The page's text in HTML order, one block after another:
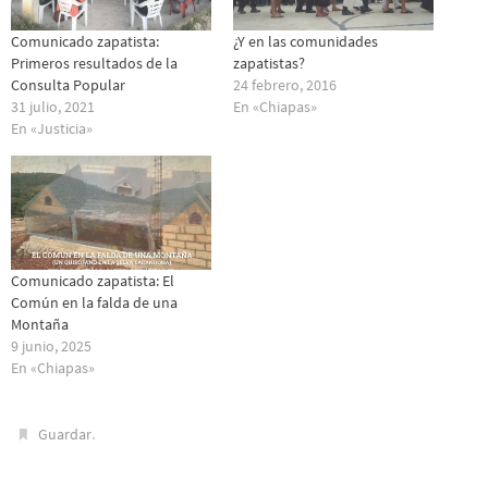
Comunicado zapatista:
Primeros resultados de la
Consulta Popular
31 julio, 2021
En «Justicia»
¿Y en las comunidades
zapatistas?
24 febrero, 2016
En «Chiapas»
Comunicado zapatista: El
Común en la falda de una
Montaña
9 junio, 2025
En «Chiapas»
Guardar.